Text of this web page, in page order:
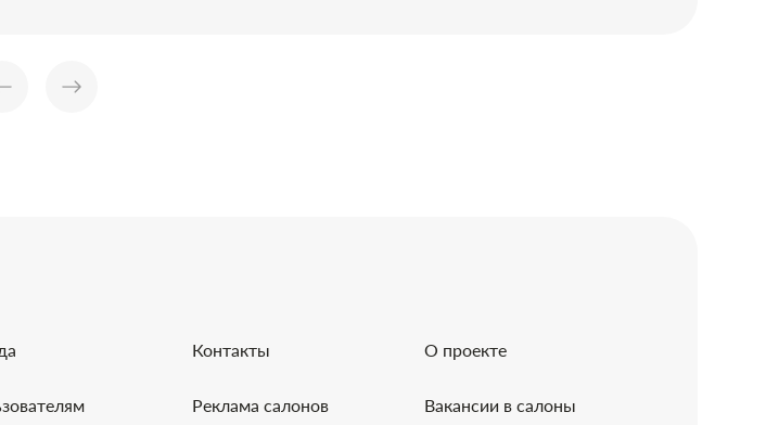
Контакты О проекте
Реклама салонов Вакансии в салоны